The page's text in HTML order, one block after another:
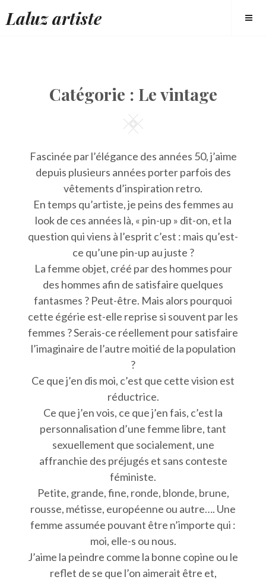
toLaluz artiste
Catégorie : Le vintage
Square
Fascinée par l’élégance des années 50, j’aime
depuis plusieurs années porter parfois des
vêtements d’inspiration retro.
En temps qu’artiste, je peins des femmes au
look de ces années là, « pin-up » dit-on, et la
question qui viens à l’esprit c’est : mais qu’est-
ce qu’une pin-up au juste ?
La femme objet, créé par des hommes pour
des hommes afin de satisfaire quelques
fantasmes ? Peut-être. Mais alors pourquoi
cette égérie est-elle reprise si souvent par les
femmes ? Serais-ce réellement pour satisfaire
l’imaginaire de l’autre moitié de la population
?
Ce que j’en dis moi, c’est que cette vision est
réductrice.
Ce que j’en vois, ce que j’en fais, c’est la
personnalisation d’une femme libre, tant
sexuellement que socialement, une
affranchie des préjugés et sans conteste
féministe.
Petite, grande, fine, ronde, blonde, brune,
rousse, métisse, européenne ou autre…. Une
femme assumée pouvant être n’importe qui :
moi, elle-s ou nous.
J’aime la peindre comme la bonne copine ou le
reflet de se que l’on aimerait être et,